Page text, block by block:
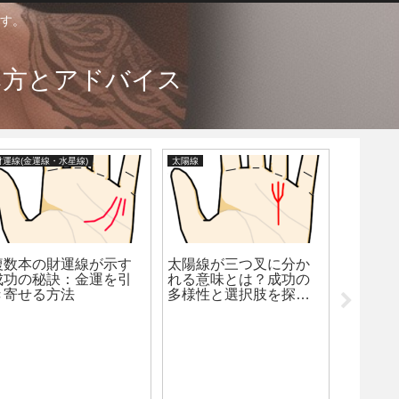
。
とアドバイス
運線(金運線・水星線)
数本の財運線が示す
功の秘訣：金運を引
寄せる方法
太陽線
太陽線が三つ叉に分か
れる意味とは？成功の
多様性と選択肢を探る